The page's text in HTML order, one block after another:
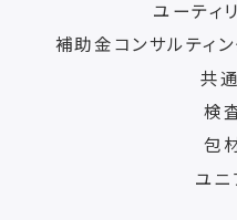
ユーティ
補助金コンサルティ
共
検
包
ユニ